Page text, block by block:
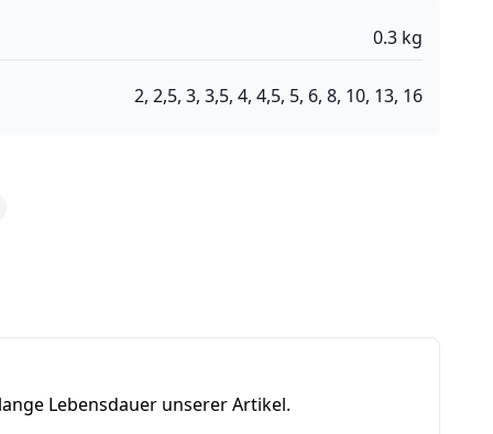
0.3 kg
2, 2,5, 3, 3,5, 4, 4,5, 5, 6, 8, 10, 13, 16
Lebensdauer unserer Artikel.